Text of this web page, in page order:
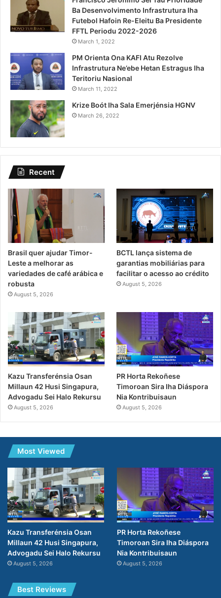
Ba Desenvolvimento Infrastrutura Iha
Futebol Hafoin Re-Eleitu Ba Presidente
FFTL Periodu 2022-2026
March 1, 2022
PM Orienta Ona KAFI Atu Rezolve
Infrastrutura Ne’ebe Hetan Estragus Iha
Teritoriu Nasional
March 11, 2022
Krize Boót Iha Sala Emerjénsia HGNV
March 26, 2022
Recent
Brasil quer ajudar Timor-
Leste a melhorar as
variedades de café arábica e
robusta
August 5, 2026
BCTL lança sistema de
garantias mobiliárias para
facilitar o acesso ao crédito
August 5, 2026
Kazu Transferénsia Osan
Millaun 42 Husi Singapura,
Advogadu Sei Halo Rekursu
August 5, 2026
PR Horta Rekoñese
Timoroan Sira Iha Diáspora
Nia Kontribuisaun
August 5, 2026
Most Viewed
Kazu Transferénsia Osan
Millaun 42 Husi Singapura,
Advogadu Sei Halo Rekursu
August 5, 2026
PR Horta Rekoñese
Timoroan Sira Iha Diáspora
Nia Kontribuisaun
August 5, 2026
Best Reviews